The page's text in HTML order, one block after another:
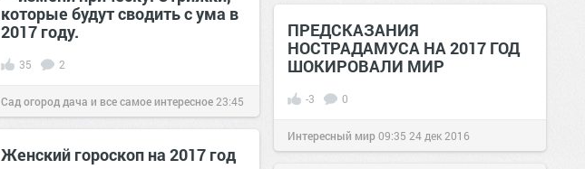
которые будут сводить с ума в
2017 году.
35 2
Сад огород дача и все самое интересное 23:45
04 ноя 2016
ПРЕДСКАЗАНИЯ
НОСТРАДАМУСА НА 2017 ГОД
ШОКИРОВАЛИ МИР
-3 0
Интересный мир09:35 24 дек 2016
Женский гороскоп на 2017 год